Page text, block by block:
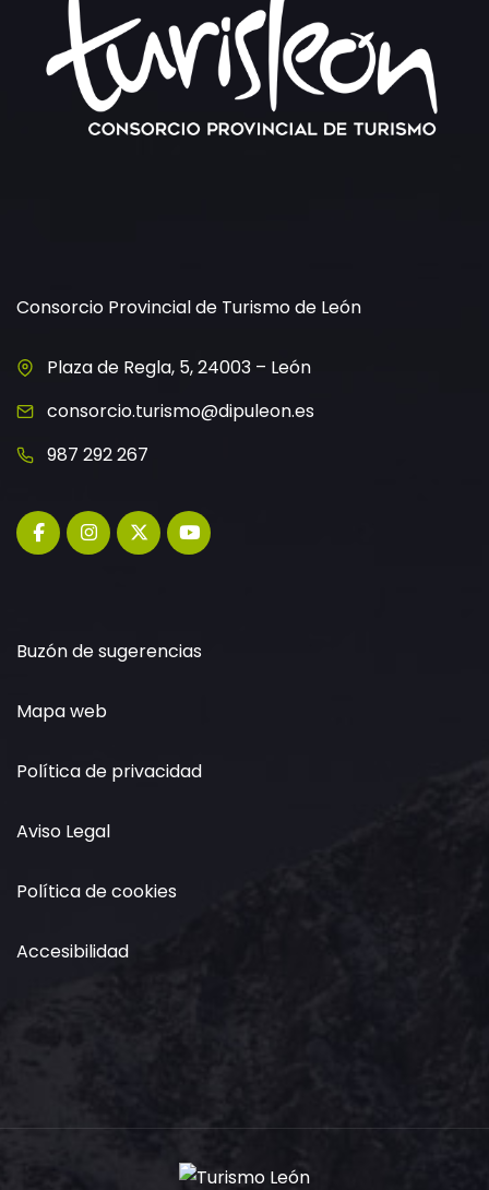
Consorcio Provincial de Turismo de León
Plaza de Regla, 5, 24003 – León
consorcio.turismo@dipuleon.es
987 292 267
Buzón de sugerencias
Mapa web
Política de privacidad
Aviso Legal
Política de cookies
Accesibilidad